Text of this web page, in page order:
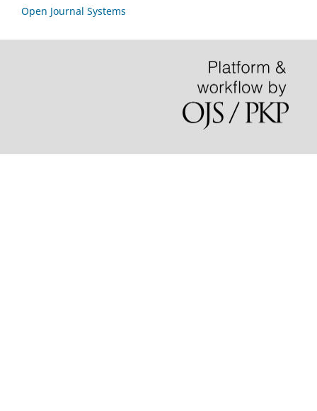
Open Journal Systems